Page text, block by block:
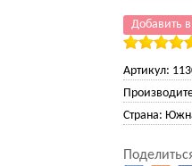
Добавить
Артикул:
Страна: